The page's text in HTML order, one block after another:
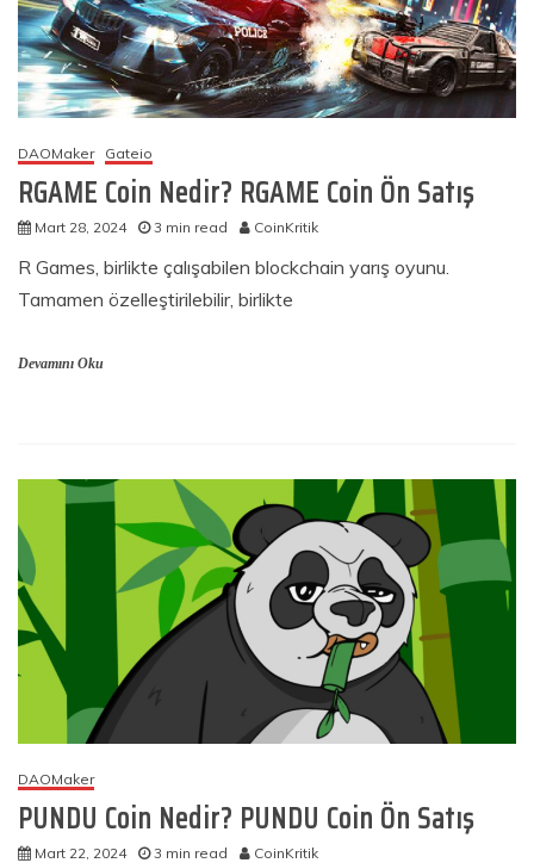
DAOMaker Gateio
RGAME Coin Nedir? RGAME Coin Ön Satış
Mart 28, 2024 3 min read CoinKritik
R Games, birlikte çalışabilen blockchain yarış oyunu.
Tamamen özelleştirilebilir, birlikte
Devamını Oku
DAOMaker
PUNDU Coin Nedir? PUNDU Coin Ön Satış
Mart 22, 2024 3 min read CoinKritik